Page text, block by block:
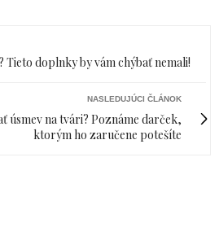
Tieto doplnky by vám chýbať nemali!
NASLEDUJÚCI ČLÁNOK
úsmev na tvári? Poznáme darček,
ktorým ho zaručene potešíte